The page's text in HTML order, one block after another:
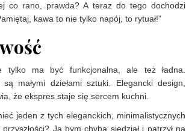
co rano, prawda? A teraz do tego dochodzi
kawa to nie tylko napój, to rytuał!”
ma być funkcjonalna, ale też ładna.
małymi dziełami sztuki. Elegancki design,
że ekspres staje się sercem kuchni.
jeden z tych eleganckich, minimalistycznych
Ja bym chyba siedział i patrzył na